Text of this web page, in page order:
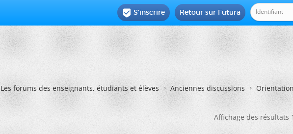
Retour sur Futura
 S'inscrire
Les forums des enseignants, étudiants et élèves Anciennes discussions
Affichage des résultats